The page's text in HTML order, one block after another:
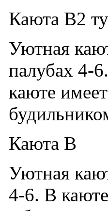
Каюта В2
Уютная
палубах 4-
каюте
Каюта В
Уютная
4-6. В